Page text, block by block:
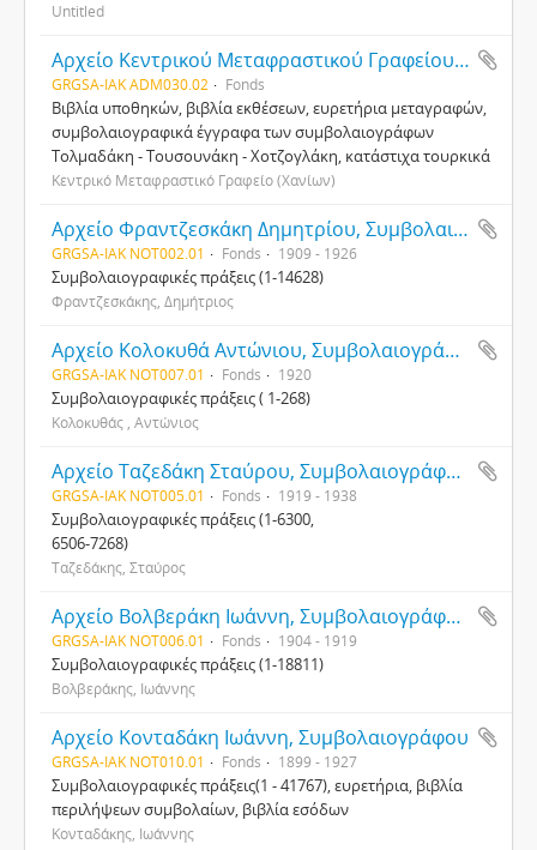
Untitled
Αρχείο Κεντρικού Μεταφραστικού Γραφείου (Χανίων)
GRGSA-IAK ADM030.02 Fonds
Βιβλία υποθηκών, βιβλία εκθέσεων, ευρετήρια μεταγραφών,
συμβολαιογραφικά έγγραφα των συμβολαιογράφων
Τολμαδάκη - Τουσουνάκη - Χοτζογλάκη, κατάστιχα τουρκικά
Κεντρικό Μεταφραστικό Γραφείο (Χανίων)
Αρχείο Φραντζεσκάκη Δημητρίου, Συμβολαιογράφου Χανίων
GRGSA-IAK NOT002.01 Fonds 1909 - 1926
Συμβολαιογραφικές πράξεις (1-14628)
Φραντζεσκάκης, Δημήτριος
Αρχείο Κολοκυθά Αντώνιου, Συμβολαιογράφου Χανίων
GRGSA-IAK NOT007.01 Fonds 1920
Συμβολαιογραφικές πράξεις ( 1-268)
Κολοκυθάς , Αντώνιος
Αρχείο Ταζεδάκη Σταύρου, Συμβολαιογράφου Χανίων
GRGSA-IAK NOT005.01 Fonds 1919 - 1938
Συμβολαιογραφικές πράξεις (1-6300,
6506-7268)
Ταζεδάκης, Σταύρος
Αρχείο Βολβεράκη Ιωάννη, Συμβολαιογράφου Χανίων
GRGSA-IAK NOT006.01 Fonds 1904 - 1919
Συμβολαιογραφικές πράξεις (1-18811)
Βολβεράκης, Ιωάννης
Αρχείο Κονταδάκη Ιωάννη, Συμβολαιογράφου
GRGSA-IAK NOT010.01 Fonds 1899 - 1927
Συμβολαιογραφικές πράξεις(1 - 41767), ευρετήρια, βιβλία
περιλήψεων συμβολαίων, βιβλία εσόδων
Κονταδάκης, Ιωάννης